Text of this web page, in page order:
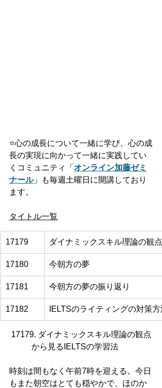
⭐️心の成長について一緒に学び、心の成
長の実現に向かって一緒に実践してい
くコミュニティ「 オンライン加藤ゼミ
ナール」も毎週土曜日に開講しており
ます。
タイトル一覧
17179 ダイナミックスキル理論の観
17180 今朝方の夢
17181 今朝方の夢の振り返り
17182 IELTSのライティングの対策方
17179. ダイナミックスキル理論の観点
から見るIELTSの学習法
時刻は間もなく午前7時を迎える。今日
もまた朝空はとても穏やかで、ほのか